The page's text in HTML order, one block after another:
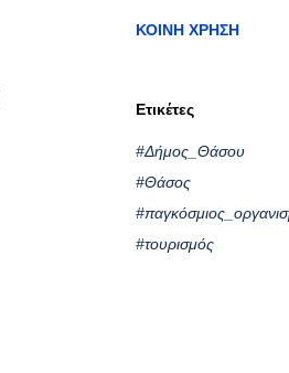
ΚΟΙΝΉ ΧΡΉΣΗ
Ετικέτες
#Δήμος_Θάσου
#Θάσος
#τουρισμός